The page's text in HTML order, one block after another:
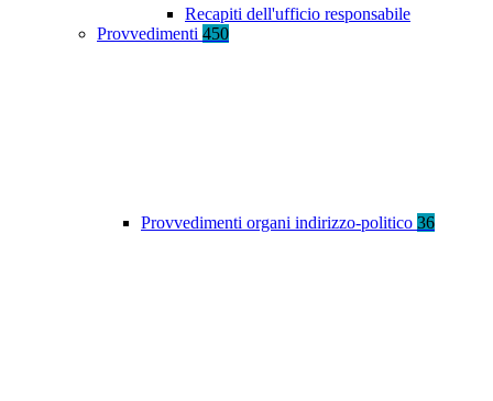
Recapiti dell'ufficio responsabile
Provvedimenti 450
Provvedimenti organi indirizzo-politico 36